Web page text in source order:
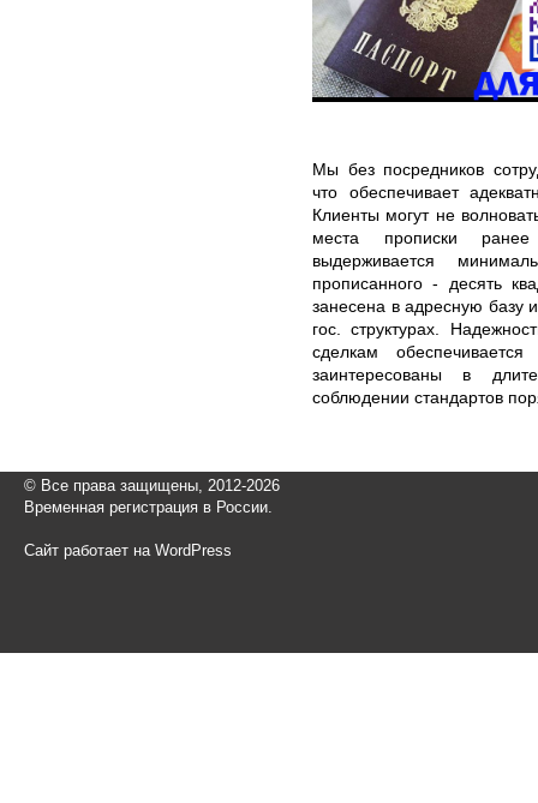
Мы без посредников
что обеспечивает
Клиенты могут не
места прописки
выдерживается
прописанного - десять
занесена в адресную базу
гос. структурах.
сделкам
заинтересованы в
соблюдении стандартов
© Все права защищены, 2012-2026
Временная регистрация в России.
Сайт работает на WordPress